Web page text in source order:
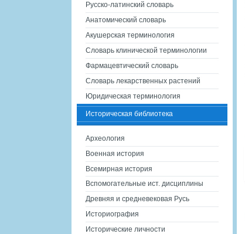
Русско-латинский словарь
Анатомический словарь
Акушерская терминология
Словарь клинической терминологии
Фармацевтический словарь
Словарь лекарственных растений
Юридическая терминология
Историческая библиотека
Археология
Военная история
Всемирная история
Вспомогательные ист. дисциплины
Древняя и средневековая Русь
Историография
Исторические личности